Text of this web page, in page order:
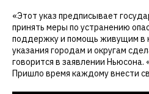
«Этот указ предписывает
принять меры по устранению
поддержку и помощь живущим в
указания городам и округам
говорится в заявлении
Пришло время каждому внести